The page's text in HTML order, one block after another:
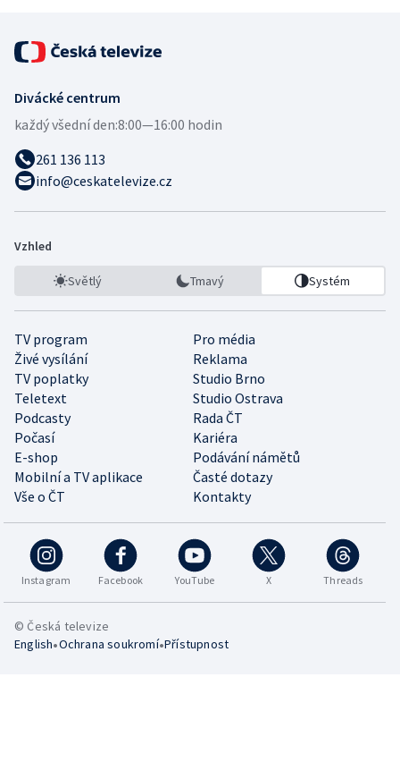
Divácké centrum
každý všední den:8:00—16:00 hodin
261 136 113
info@ceskatelevize.cz
Vzhled
Světlý Tmavý Systém
TV program
Pro média
Živé vysílání
Reklama
TV poplatky
Studio Brno
Teletext
Studio Ostrava
Podcasty
Rada ČT
Počasí
Kariéra
E-shop
Podávání námětů
Mobilní a TV aplikace
Časté dotazy
Vše o ČT
Kontakty
Instagram Facebook YouTube X Threads
© Česká televize
English•Ochrana soukromí•Přístupnost